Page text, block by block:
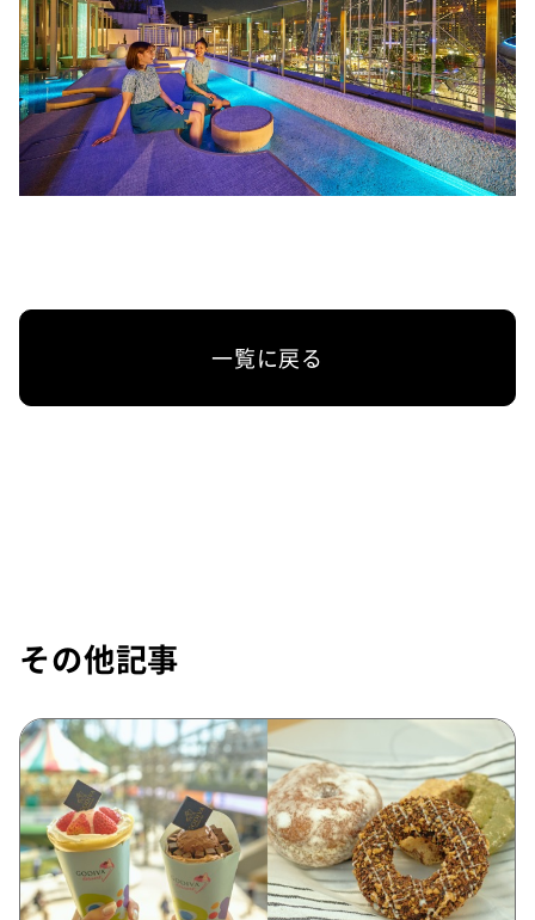
一覧に戻る
その他記事